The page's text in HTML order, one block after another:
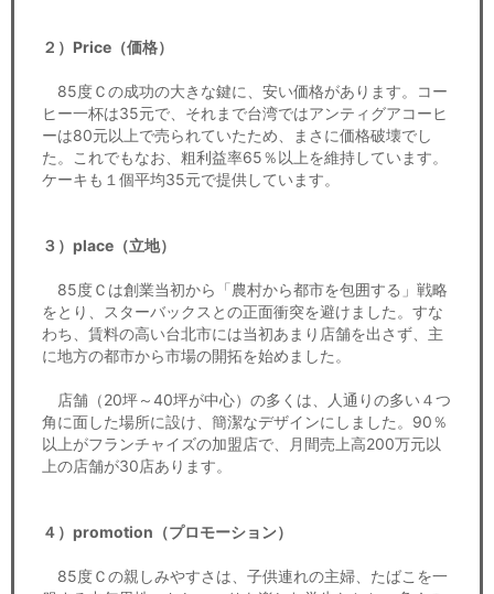
２）Price（価格）
85度Ｃの成功の大きな鍵に、安い価格があります。コー
ヒー一杯は35元で、それまで台湾ではアンティグアコーヒ
ーは80元以上で売られていたため、まさに価格破壊でし
た。これでもなお、粗利益率65％以上を維持しています。
ケーキも１個平均35元で提供しています。
３）place（立地）
85度Ｃは創業当初から「農村から都市を包囲する」戦略
をとり、スターバックスとの正面衝突を避けました。すな
わち、賃料の高い台北市には当初あまり店舗を出さず、主
に地方の都市から市場の開拓を始めました。
店舗（20坪～40坪が中心）の多くは、人通りの多い４つ
角に面した場所に設け、簡潔なデザインにしました。90％
以上がフランチャイズの加盟店で、月間売上高200万元以
上の店舗が30店あります。
４）promotion（プロモーション）
85度Ｃの親しみやすさは、子供連れの主婦、たばこを一